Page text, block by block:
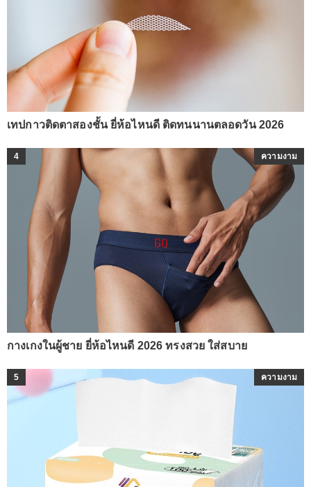
เทปกาวติดตาสองชั้น ยี่ห้อไหนดี ติดทนนานตลอดวัน 2026
4 ความงาม
กางเกงในผู้ชาย ยี่ห้อไหนดี 2026 ทรงสวย ใส่สบาย
5 ความงาม